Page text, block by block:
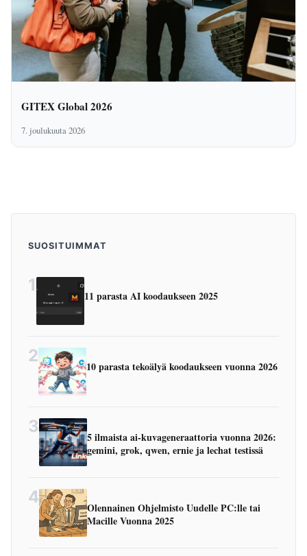
GITEX Global 2026
7. joulukuuta 2026
SUOSITUIMMAT
1
11 parasta AI koodaukseen 2025
2
10 parasta tekoälyä koodaukseen vuonna 2026
3
5 ilmaista ai-kuvageneraattoria vuonna 2026:
gemini, grok, qwen, ernie ja lechat testissä
4
Olennainen Ohjelmisto Uudelle PC:lle tai
Macille Vuonna 2025